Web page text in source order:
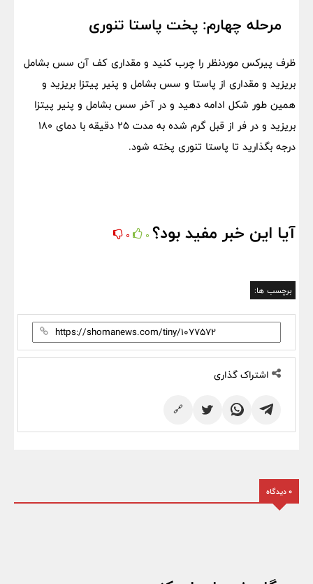
مرحله چهارم: پخت پاستا تنوری
ظرف پیرکس موردنظر را چرب کنید و مقداری کف آن سس بشامل
بریزید و مقداری از پاستا و سس بشامل و پنیر پیتزا بریزید و
همین طور شکل ادامه دهید و در آخر سس بشامل و پنیر پیتزا
بریزید و در فر از قبل گرم شده به مدت ۲۵ دقیقه با دمای ۱۸۰
درجه بگذارید تا پاستا تنوری پخته شود.
آیا این خبر مفید بود؟ 0
0
برچسب ها:
اشتراک گذاری
🔗
0 دیدگاه